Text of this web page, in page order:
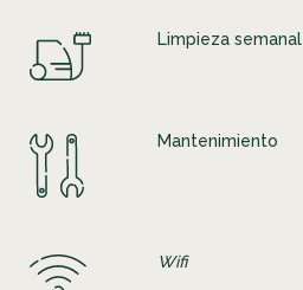
Limpieza semanal
Mantenimiento
Wifi